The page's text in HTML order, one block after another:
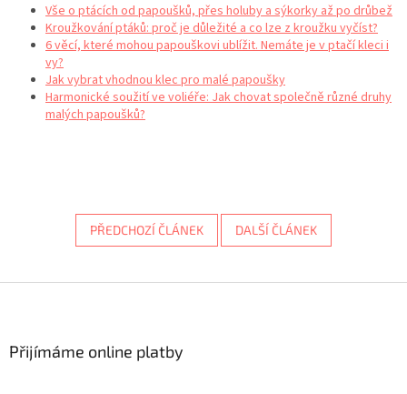
Vše o ptácích od papoušků, přes holuby a sýkorky až po drůbež
Kroužkování ptáků: proč je důležité a co lze z kroužku vyčíst?
6 věcí, které mohou papouškovi ublížit. Nemáte je v ptačí kleci i
vy?
Jak vybrat vhodnou klec pro malé papoušky
Harmonické soužití ve voliéře: Jak chovat společně různé druhy
malých papoušků?
PŘEDCHOZÍ ČLÁNEK DALŠÍ ČLÁNEK
Přijímáme online platby